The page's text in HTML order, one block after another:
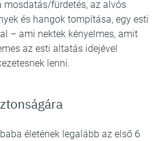
mosdatás/fürdetés, az alvós
és hangok tompítása, egy esti
– ami nektek kényelmes, amit
az esti altatás idejével
lenni.
életének legalább az első 6